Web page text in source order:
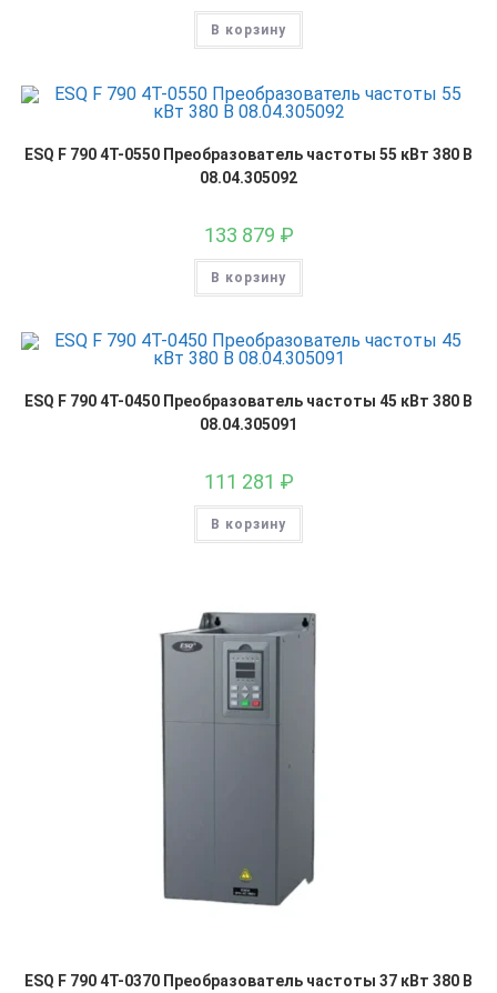
В корзину
ESQ F 790 4T-0550 Преобразователь частоты 55 кВт 380 В
08.04.305092
133 879 ₽
В корзину
ESQ F 790 4T-0450 Преобразователь частоты 45 кВт 380 В
08.04.305091
111 281 ₽
В корзину
ESQ F 790 4T-0370 Преобразователь частоты 37 кВт 380 В